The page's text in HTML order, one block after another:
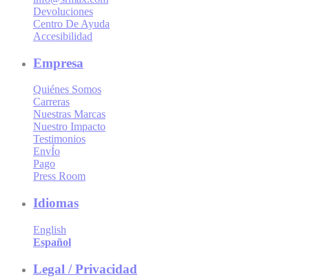
Devoluciones
Centro De Ayuda
Accesibilidad
Empresa
Quiénes Somos
Carreras
Nuestras Marcas
Nuestro Impacto
Testimonios
EnvÍo
Pago
Press Room
Idiomas
English
Español
Legal / Privacidad